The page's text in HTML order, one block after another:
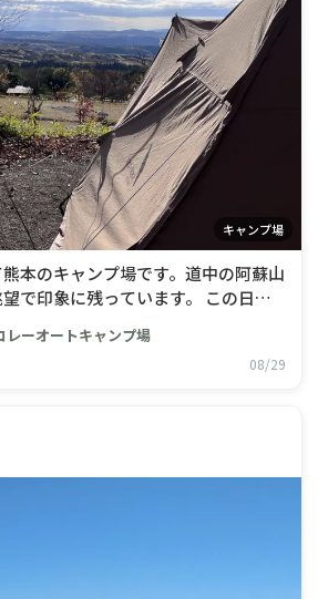
キャンプ場
本のキャンプ場です。道中の阿蘇山
で印象に残っています。 この日も
かりました(この九州旅全般そうで
の見晴らしが良くて、眠くなるまで
レーオートキャンプ場
08/29